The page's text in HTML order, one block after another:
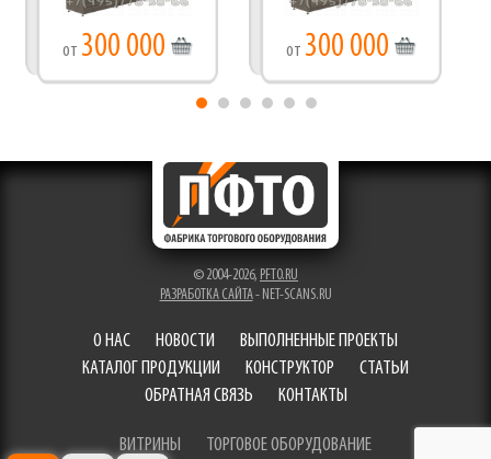
от 300 000 от 300 000
© 2004-2026, PFTO.RU
РАЗРАБОТКА САЙТА- NET-SCANS.RU
О НАС НОВОСТИ
ВЫПОЛНЕННЫЕ ПРОЕКТЫ
КАТАЛОГ ПРОДУКЦИИ
КОНСТРУКТОР
СТАТЬИ
ОБРАТНАЯ СВЯЗЬ
КОНТАКТЫ
ВИТРИНЫ ТОРГОВОЕ ОБОРУДОВАНИЕ